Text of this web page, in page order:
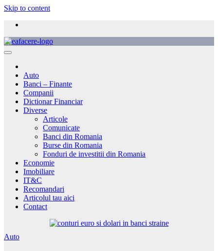
Skip to content
Auto
Banci – Finante
Companii
Dictionar Financiar
Diverse
Articole
Comunicate
Banci din Romania
Burse din Romania
Fonduri de investitii din Romania
Economie
Imobiliare
IT&C
Recomandari
Articolul tau aici
Contact
Auto